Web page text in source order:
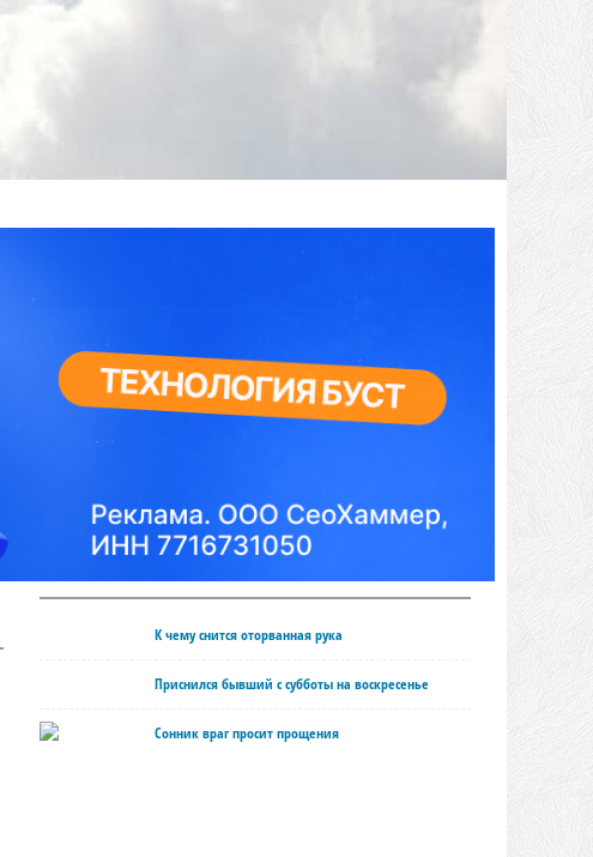
К чему снится оторванная рука
Приснился бывший с субботы на воскресенье
Сонник враг просит прощения